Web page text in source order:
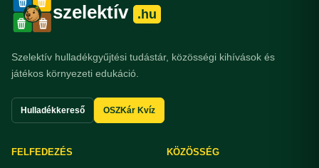
szelektív .hu
Szelektív hulladékgyűjtési tudástár, közösségi kihívások és
játékos környezeti edukáció.
Hulladékkereső OSZKár Kvíz
FELFEDEZÉS KÖZÖSSÉG